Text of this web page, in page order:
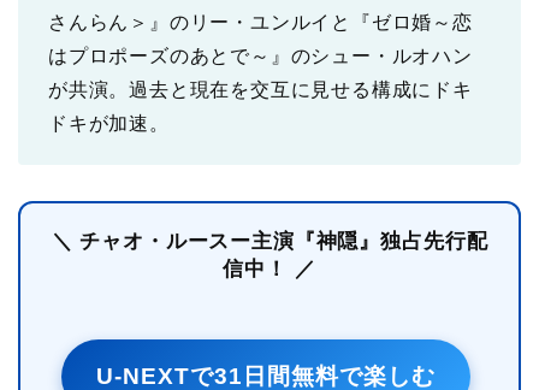
さんらん＞』のリー・ユンルイと『ゼロ婚～恋
はプロポーズのあとで～』のシュー・ルオハン
が共演。過去と現在を交互に見せる構成にドキ
ドキが加速。
＼ チャオ・ルースー主演『神隠』独占先行配
信中！ ／
U-NEXTで31日間無料で楽しむ